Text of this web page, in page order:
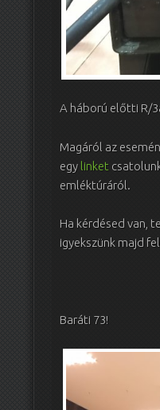
A háború előtti R/
Magáról az
egy linket
emléktúráról.
Ha kérdésed van,
igyekszünk majd
Baráti 73!